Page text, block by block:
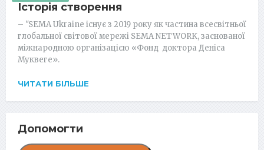
Історія створення
– "SEMA Ukraine існує з 2019 року як частина всесвітньої
глобальної світової мережі SEMA NETWORK, заснованої
міжнародною організацією «Фонд доктора Деніса
Муквеге».
ЧИТАТИ БІЛЬШЕ
Допомогти